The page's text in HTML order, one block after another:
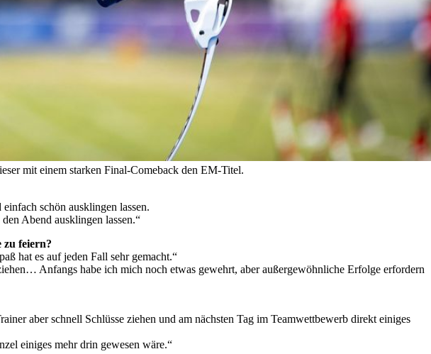
mit einem starken Final-Comeback den EM-Titel.
schön ausklingen lassen.
Abend ausklingen lassen.“
zu feiern?
hat es auf jeden Fall sehr gemacht.“
Anfangs habe ich mich noch etwas gewehrt, aber außergewöhnliche Erfolge erfordern
aber schnell Schlüsse ziehen und am nächsten Tag im Teamwettbewerb direkt einiges
einiges mehr drin gewesen wäre.“